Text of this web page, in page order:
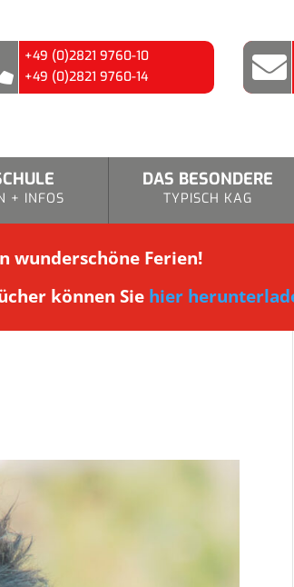
+49 (0)2821 9760-10
+49 (0)2821 9760-14

+ INFOS
DAS BESONDERE
TYPISCH KAG
wunderschöne Ferien!
können Sie hier